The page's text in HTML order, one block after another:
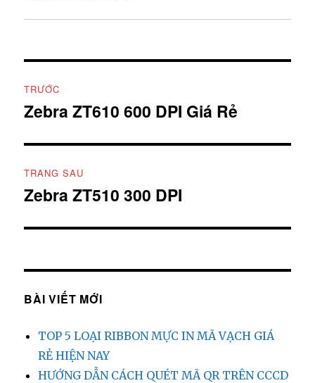
hướng
viết
TRƯỚC
Bài
trước:
Zebra ZT610 600 DPI Giá Rẻ
TRANG SAU
Bài
theo:
Zebra ZT510 300 DPI
BÀI VIẾT MỚI
TOP 5 LOẠI RIBBON MỰC IN MÃ VẠCH GIÁ
RẺ HIỆN NAY
HƯỚNG DẪN CÁCH QUÉT MÃ QR TRÊN CCCD